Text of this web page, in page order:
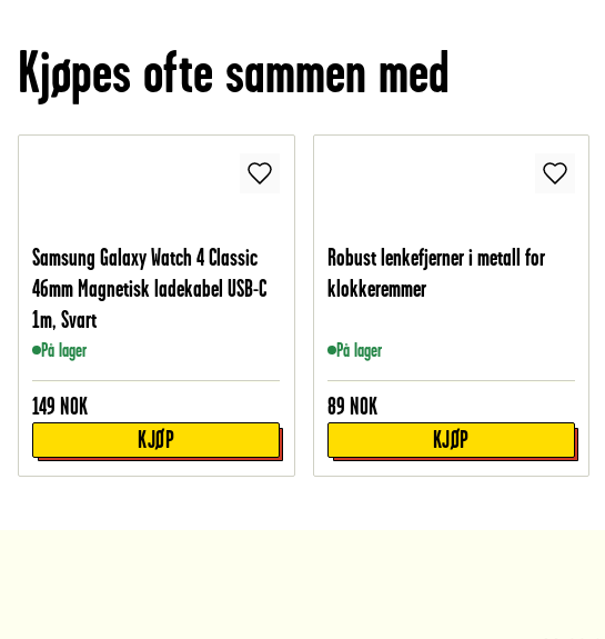
Kjøpes ofte sammen med
Samsung Galaxy Watch 4 Classic
46mm Magnetisk ladekabel USB-C
1m, Svart
På lager
149 NOK
KJØP
Robust lenkefjerner i metall for
klokkeremmer
På lager
89 NOK
KJØP